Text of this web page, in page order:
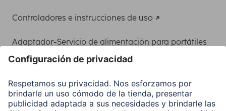
Controladores e instrucciones de uso
Adaptador-Servicio de alimentación para portátiles
Clientes online